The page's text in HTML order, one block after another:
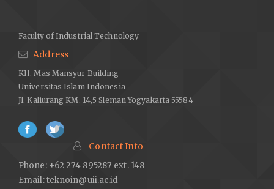
Faculty of Industrial Technology
Address
KH. Mas Mansyur Building
Universitas Islam Indonesia
Jl. Kaliurang KM. 14,5 Sleman Yogyakarta 55584
Contact Info
Phone: +62 274 895287 ext. 148
Email:teknoin@uii.ac.id